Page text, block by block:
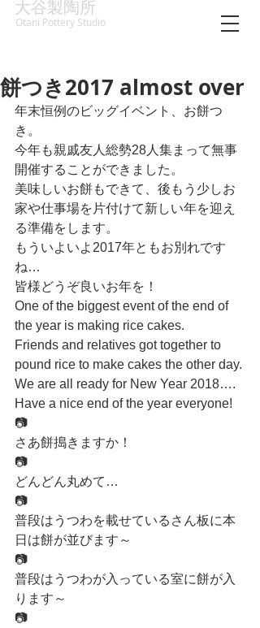
大谷製陶所
Otani Pottery Studio
餅つき2017 almost over
年末恒例のビッグイベント、お餅つ
き。
今年も親戚友人総勢28人集まって無事
開催することができました。
美味しいお餅もできて、後もう少しお
家や仕事場を片付けて新しい年を迎え
る準備をします。
もういよいよ2017年ともお別れです
ね…
皆様どうぞ良いお年を！
One of the biggest event of the end of
the year is making rice cakes.
Friends and relatives got together to
pound rice to make cakes the other day.
We are all ready for New Year 2018….
Have a nice end of the year everyone!
📷
さあ餅搗きますか！
📷
どんどん丸めて…
📷
普段はうつわを載せているさん板に本
日は餅が並びます～
📷
普段はうつわが入っている室に餅が入
ります～
📷